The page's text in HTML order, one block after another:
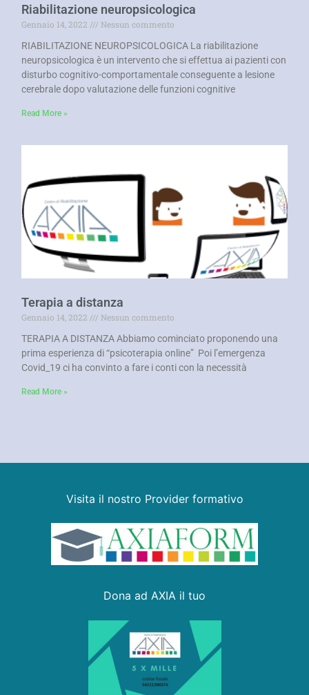
Riabilitazione neuropsicologica
Gennaio 14, 2022
Nessun commento
RIABILITAZIONE NEUROPSICOLOGICA La riabilitazione
neuropsicologica è un intervento che si effettua ai pazienti con
disturbo cognitivo-comportamentale conseguente a lesione
cerebrale dopo valutazione delle funzioni cognitive
Read More »
Terapia a distanza
Gennaio 14, 2022
Nessun commento
TERAPIA A DISTANZA Abbiamo cominciato proponendo una
prima esperienza di “psicoterapia online” Poi l’emergenza
Covid_19 ci ha convinto a fare i conti con la necessità
Read More »
Visita il nostro Provider formativo
Dona ad AXIA il tuo